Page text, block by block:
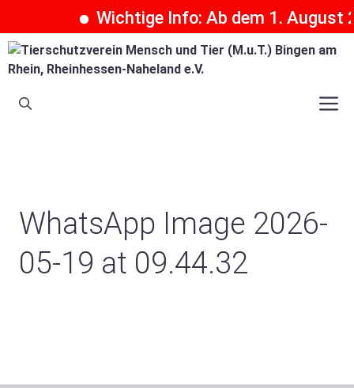
Wichtige Info: Ab dem 1. August
Zum
Inhalt
springen
WhatsApp Image 2026-
05-19 at 09.44.32